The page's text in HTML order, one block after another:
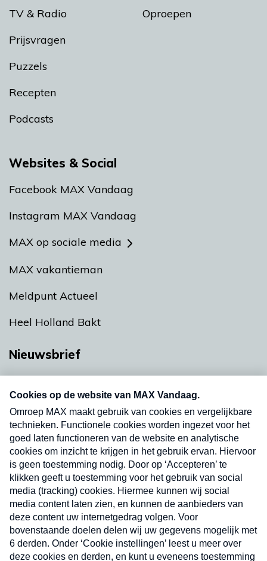
TV & Radio
Prijsvragen
Puzzels
Recepten
Podcasts
Oproepen
Websites & Social
Facebook MAX Vandaag
Instagram MAX Vandaag
MAX op sociale media
MAX vakantieman
Meldpunt Actueel
Heel Holland Bakt
Nieuwsbrief
Neem hier een gratis abonnement op onze
nieuwsbrief. Elke vrijdag- en dinsdagochtend in
uw mailbox.
Verzend
Nieuwsbrief